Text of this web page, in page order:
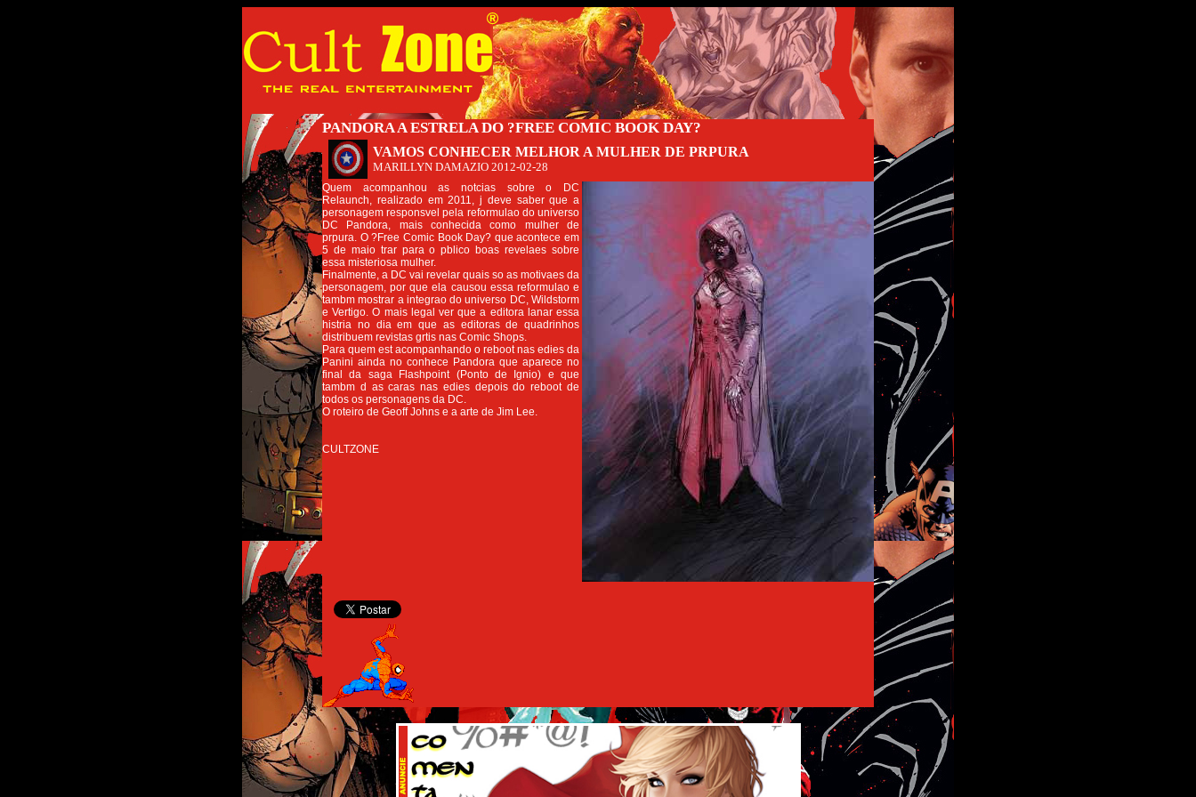
PANDORA A ESTRELA DO ?FREE COMIC BOOK DAY?
VAMOS CONHECER MELHOR A MULHER DE PRPURA
MARILLYN DAMAZIO 2012-02-28
Quem acompanhou as notcias sobre o DC
Relaunch, realizado em 2011, j deve saber que a
personagem responsvel pela reformulao do universo
DC Pandora, mais conhecida como mulher de
prpura. O ?Free Comic Book Day? que acontece em
5 de maio trar para o pblico boas revelaes sobre
essa misteriosa mulher.
Finalmente, a DC vai revelar quais so as motivaes da
personagem, por que ela causou essa reformulao e
tambm mostrar a integrao do universo DC, Wildstorm
e Vertigo. O mais legal ver que a editora lanar essa
histria no dia em que as editoras de quadrinhos
distribuem revistas grtis nas Comic Shops.
Para quem est acompanhando o reboot nas edies da
Panini ainda no conhece Pandora que aparece no
final da saga Flashpoint (Ponto de Ignio) e que
tambm d as caras nas edies depois do reboot de
todos os personagens da DC.
O roteiro de Geoff Johns e a arte de Jim Lee.
CULTZONE